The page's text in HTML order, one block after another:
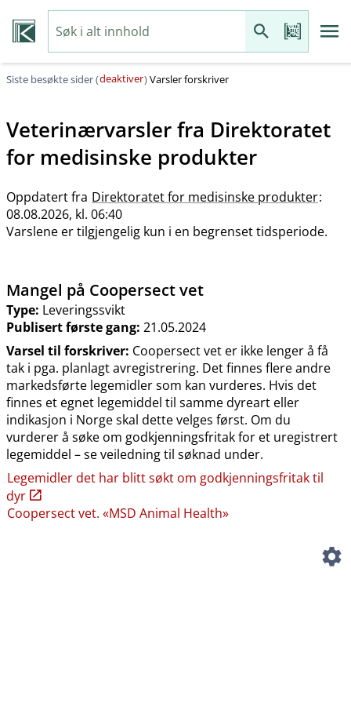
Siste besøkte sider (deaktiver)Varsler forskriver
Veterinærvarsler fra Direktoratet
for medisinske produkter
Oppdatert fra Direktoratet for medisinske produkter:
08.08.2026, kl. 06:40
Varslene er tilgjengelig kun i en begrenset tidsperiode.
Mangel på Coopersect vet
Type: Leveringssvikt
Publisert første gang: 21.05.2024
Varsel til forskriver: Coopersect vet er ikke lenger å få
tak i pga. planlagt avregistrering. Det finnes flere andre
markedsførte legemidler som kan vurderes. Hvis det
finnes et egnet legemiddel til samme dyreart eller
indikasjon i Norge skal dette velges først. Om du
vurderer å søke om godkjenningsfritak for et uregistrert
legemiddel – se veiledning til søknad under.
Legemidler det har blitt søkt om godkjenningsfritak til
dyr
Coopersect vet. «MSD Animal Health»